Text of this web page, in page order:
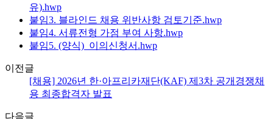
유).hwp
붙임3. 블라인드 채용 위반사항 검토기준.hwp
붙임4. 서류전형 가점 부여 사항.hwp
붙임5. (양식)_이의신청서.hwp
이전글
[채용] 2026년 한·아프리카재단(KAF) 제3차 공개경쟁채
용 최종합격자 발표
다음글